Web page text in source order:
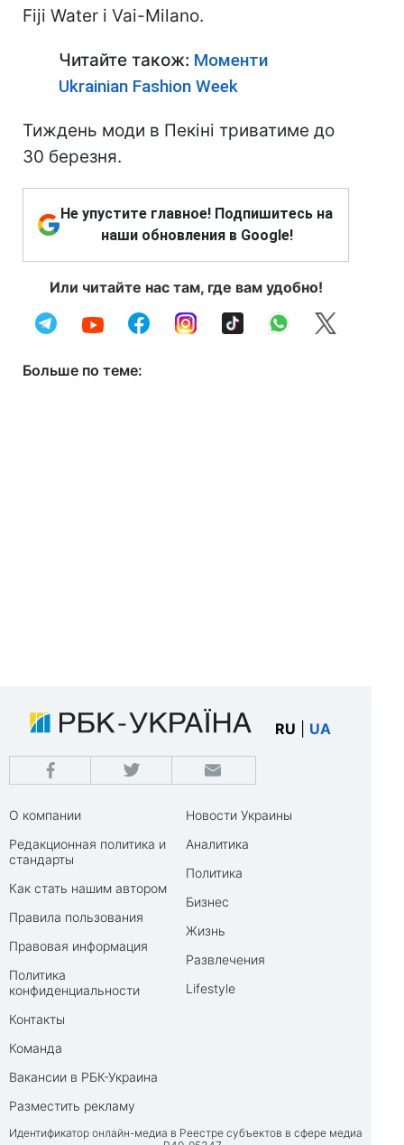
Fiji Water і Vai-Milano.
Читайте також: Моменти
Ukrainian Fashion Week
Тиждень моди в Пекіні триватиме до
30 березня.
Не упустите главное! Подпишитесь на
наши обновления в Google!
Или читайте нас там, где вам удобно!
Больше по теме:
RU UA
О компании
Редакционная политика и
стандарты
Как стать нашим автором
Правила пользования
Правовая информация
Политика
конфиденциальности
Контакты
Команда
Вакансии в РБК-Украина
Разместить рекламу
Новости Украины
Аналитика
Политика
Бизнес
Жизнь
Развлечения
Lifestyle
Идентификатор онлайн-медиа в Реестре субъектов в сфере медиа